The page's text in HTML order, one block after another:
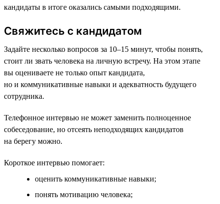
кандидаты в итоге оказались самыми подходящими.
Свяжитесь с кандидатом
Задайте несколько вопросов за 10–15 минут, чтобы понять,
стоит ли звать человека на личную встречу. На этом этапе
вы оцениваете не только опыт кандидата,
но и коммуникативные навыки и адекватность будущего
сотрудника.
Телефонное интервью не может заменить полноценное
собеседование, но отсеять неподходящих кандидатов
на берегу можно.
Короткое интервью помогает:
оценить коммуникативные навыки;
понять мотивацию человека;